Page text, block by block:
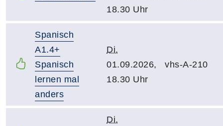
18.30 Uhr
Spanisch
A1.4+
Spanisch
lernen mal
anders
Di.
01.09.2026,
18.30 Uhr
vhs-A-210
Di.